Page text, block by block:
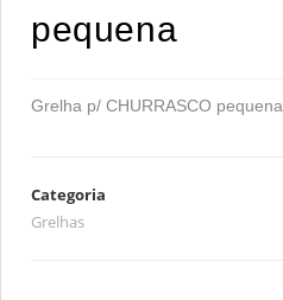
pequena
Grelha p/ CHURRASCO pequena
Categoria
Grelhas